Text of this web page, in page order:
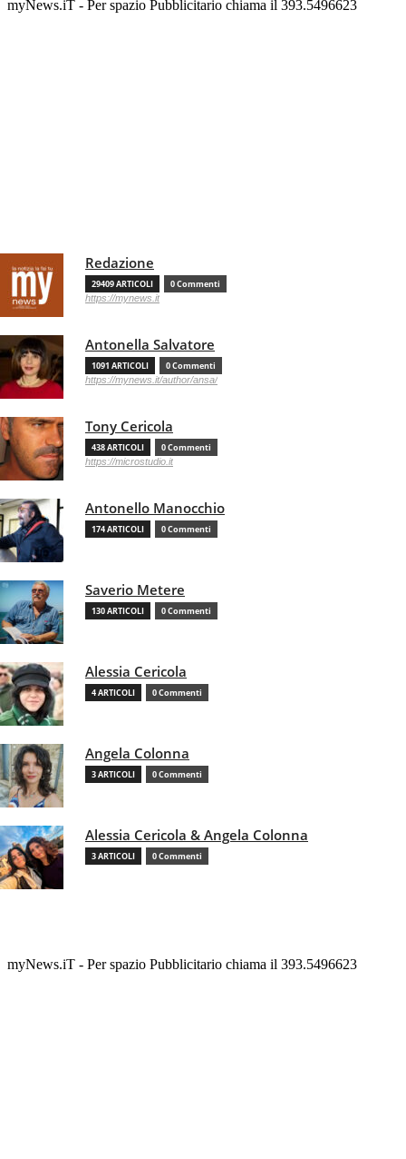
myNews.iT - Per spazio Pubblicitario chiama il 393.5496623
Redazione
29409 ARTICOLI 0 Commenti
https://mynews.it
Antonella Salvatore
1091 ARTICOLI 0 Commenti
https://mynews.it/author/ansa/
Tony Cericola
438 ARTICOLI 0 Commenti
https://microstudio.it
Antonello Manocchio
174 ARTICOLI 0 Commenti
Saverio Metere
130 ARTICOLI 0 Commenti
Alessia Cericola
4 ARTICOLI 0 Commenti
Angela Colonna
3 ARTICOLI 0 Commenti
Alessia Cericola & Angela Colonna
3 ARTICOLI 0 Commenti
myNews.iT - Per spazio Pubblicitario chiama il 393.5496623